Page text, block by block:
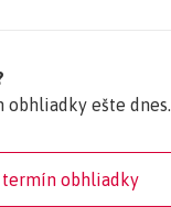
ešte dnes.
termín obhliadky